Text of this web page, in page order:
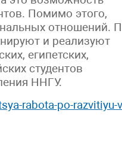
Помимо этого,
отношений.
и реализуют
египетских,
студентов
ННГУ.
rabota-po-razvitiyu-